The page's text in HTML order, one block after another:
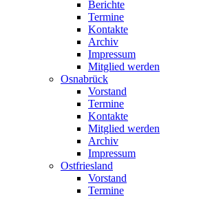
Berichte
Termine
Kontakte
Archiv
Impressum
Mitglied werden
Osnabrück
Vorstand
Termine
Kontakte
Mitglied werden
Archiv
Impressum
Ostfriesland
Vorstand
Termine